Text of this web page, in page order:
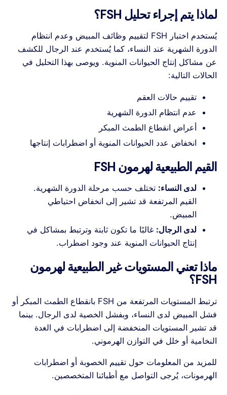
لماذا يتم إجراء تحليل FSH؟
يُستخدم اختبار FSH لتقييم وظائف المبيض وعدم انتظام
الدورة الشهرية عند النساء، كما يُستخدم عند الرجال للكشف
عن مشاكل إنتاج الحيوانات المنوية. ويوصى بهذا التحليل في
الحالات التالية:
تقييم حالات العقم
عدم انتظام الدورة الشهرية
أعراض انقطاع الطمث المبكر
انخفاض عدد الحيوانات المنوية أو اضطرابات إنتاجها
القيم الطبيعية لهرمون FSH
لدى النساء: تختلف حسب مرحلة الدورة الشهرية.
القيم المرتفعة قد تشير إلى انخفاض احتياطي
المبيض.
لدى الرجال: غالبًا ما تكون ثابتة وترتبط بمشاكل في
إنتاج الحيوانات المنوية عند وجود اضطراب.
ماذا تعني المستويات غير الطبيعية لهرمون
FSH؟
ترتبط المستويات المرتفعة من FSH بانقطاع الطمث المبكر أو
فشل المبيض لدى النساء، وبفشل الخصية لدى الرجال. بينما
قد تشير المستويات المنخفضة إلى اضطرابات في الغدة
النخامية أو خلل في التوازن الهرموني.
للمزيد من المعلومات حول تقييم الخصوبة أو اضطرابات
الهرمونات، يُرجى التواصل مع أطبائنا المتخصصين.